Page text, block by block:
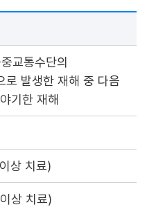
교통수단의
로 발생한 재해 중 다음
기한 재해
상 치료)
상 치료)